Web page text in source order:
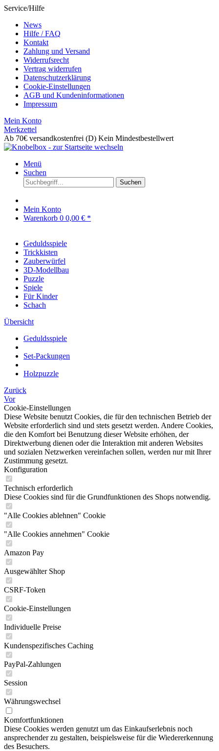
Service/Hilfe
News
Hilfe / FAQ
Kontakt
Zahlung und Versand
Widerrufsrecht
Vertrag widerrufen
Datenschutzerklärung
Cookie-Einstellungen
AGB und Kundeninformationen
Impressum
Mein Konto
Merkzettel
Ab 70€ versandkostenfrei (D) Kein Mindestbestellwert
Menü
Suchen
Suchen
Mein Konto
Warenkorb 0 0,00 € *
Geduldsspiele
Trickkisten
Zauberwürfel
3D-Modellbau
Puzzle
Spiele
Für Kinder
Schach
Übersicht
Geduldsspiele
Set-Packungen
Holzpuzzle
Zurück
Vor
Cookie-Einstellungen
Diese Website benutzt Cookies, die für den technischen Betrieb der
Website erforderlich sind und stets gesetzt werden. Andere Cookies,
die den Komfort bei Benutzung dieser Website erhöhen, der
Direktwerbung dienen oder die Interaktion mit anderen Websites
und sozialen Netzwerken vereinfachen sollen, werden nur mit Ihrer
Zustimmung gesetzt.
Konfiguration
Technisch erforderlich
Diese Cookies sind für die Grundfunktionen des Shops notwendig.
"Alle Cookies ablehnen" Cookie
"Alle Cookies annehmen" Cookie
Amazon Pay
Ausgewählter Shop
CSRF-Token
Cookie-Einstellungen
Individuelle Preise
Kundenspezifisches Caching
PayPal-Zahlungen
Session
Währungswechsel
Komfortfunktionen
Diese Cookies werden genutzt um das Einkaufserlebnis noch
ansprechender zu gestalten, beispielsweise für die Wiedererkennung
des Besuchers.